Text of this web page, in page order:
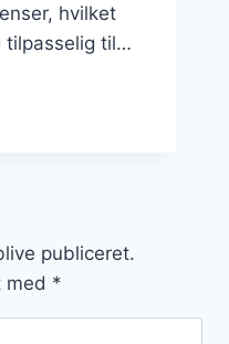
hvilket
tilpasselig til…
publiceret.
med *